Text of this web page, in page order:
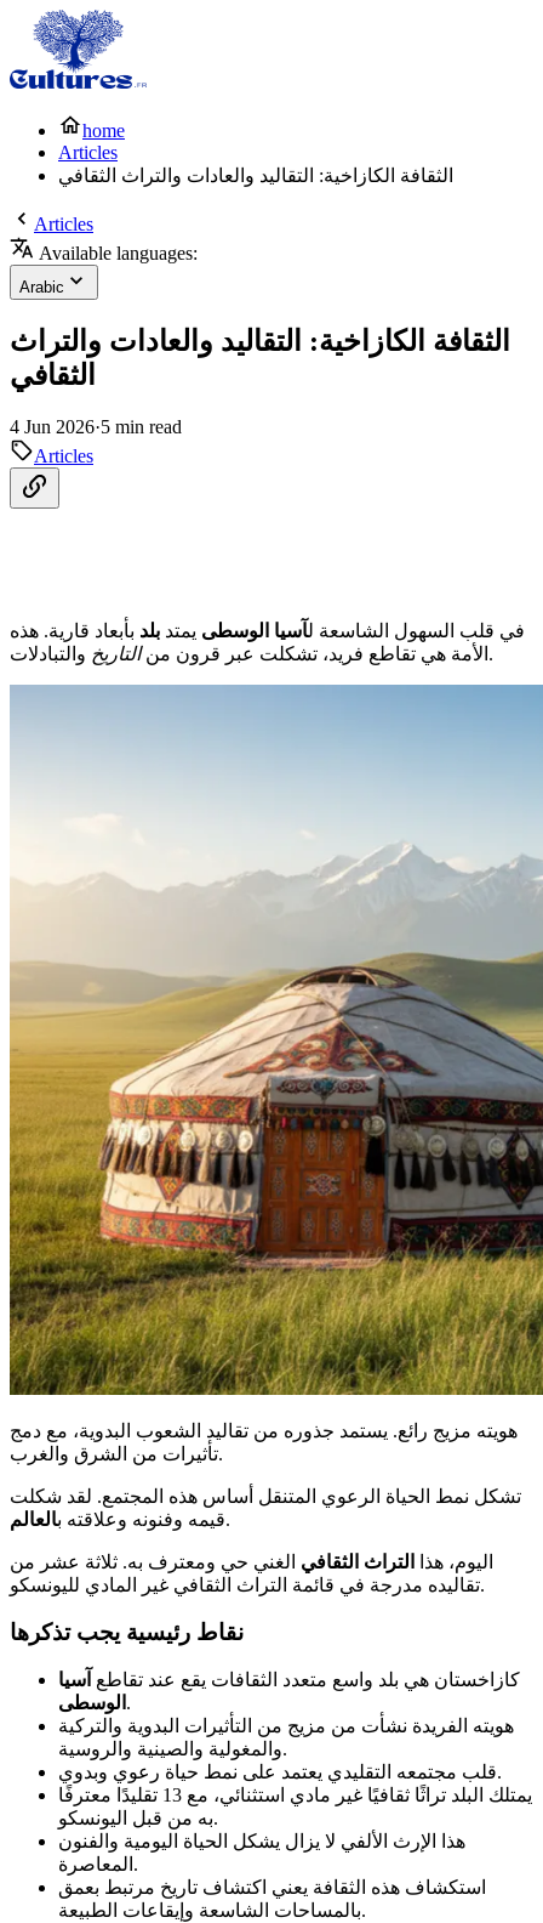
home
Articles
الثقافة الكازاخية: التقاليد والعادات والتراث الثقافي
Articles
Available languages:
Arabic
الثقافة الكازاخية: التقاليد والعادات والتراث
الثقافي
4 Jun 2026·5 min read
Articles
في قلب السهول الشاسعة لآسيا الوسطى يمتد بلد بأبعاد قارية. هذه
الأمة هي تقاطع فريد، تشكلت عبر قرون منالتاريخ والتبادلات.
هويته مزيج رائع. يستمد جذوره من تقاليد الشعوب البدوية، مع دمج
تأثيرات من الشرق والغرب.
تشكل نمط الحياة الرعوي المتنقل أساس هذه المجتمع. لقد شكلت
قيمه وفنونه وعلاقته بالعالم .
اليوم، هذا التراث الثقافي الغني حي ومعترف به. ثلاثة عشر من
تقاليده مدرجة في قائمة التراث الثقافي غير المادي لليونسكو.
نقاط رئيسية يجب تذكرها
كازاخستان هي بلد واسع متعدد الثقافات يقع عند تقاطع آسيا
الوسطى .
هويته الفريدة نشأت من مزيج من التأثيرات البدوية والتركية
والمغولية والصينية والروسية.
قلب مجتمعه التقليدي يعتمد على نمط حياة رعوي وبدوي.
يمتلك البلد تراثًا ثقافيًا غير مادي استثنائي، مع 13 تقليدًا معترفًا
به من قبل اليونسكو.
هذا الإرث الألفي لا يزال يشكل الحياة اليومية والفنون
المعاصرة.
استكشاف هذه الثقافة يعني اكتشاف تاريخ مرتبط بعمق
بالمساحات الشاسعة وإيقاعات الطبيعة.